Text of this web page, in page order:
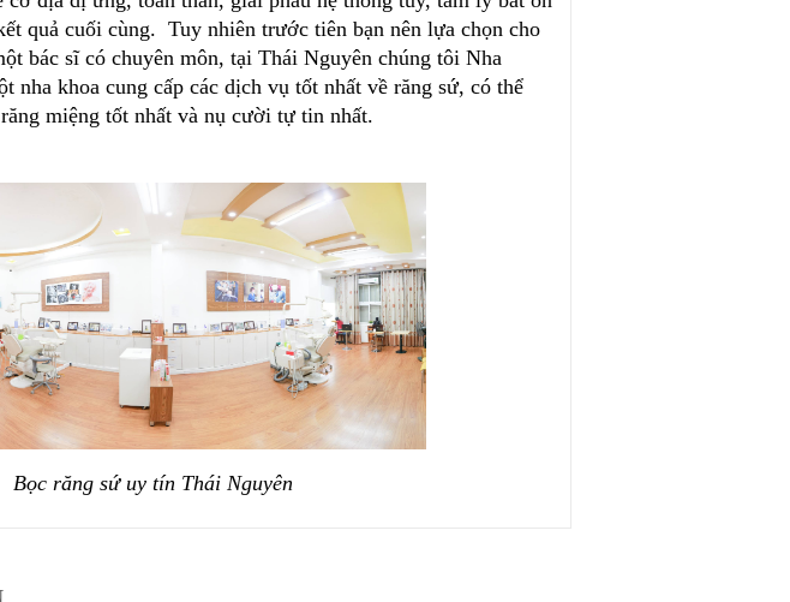
quả cuối cùng.Tuy nhiên trước tiên bạn nên lựa chọn cho
bác sĩ có chuyên môn, tại Thái Nguyên chúng tôi Nha
nha khoa cung cấp các dịch vụ tốt nhất về răng sứ, có thể
miệng tốt nhất và nụ cười tự tin nhất.
Bọc răng sứ uy tín Thái Nguyên